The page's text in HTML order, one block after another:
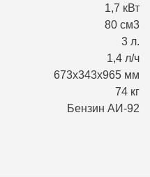
1,7 кВт
80 см3
3 л.
1,4 л/ч
673х343х965 мм
74 кг
Бензин АИ-92